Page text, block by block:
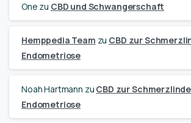
One zu CBD und Schwangerschaft
Hemppedia Team zu CBD zur
Endometriose
Noah Hartmann zu CBD zur
Endometriose